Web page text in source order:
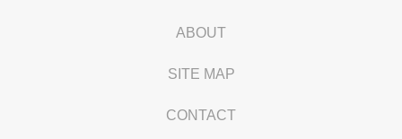
ABOUT
SITE MAP
CONTACT